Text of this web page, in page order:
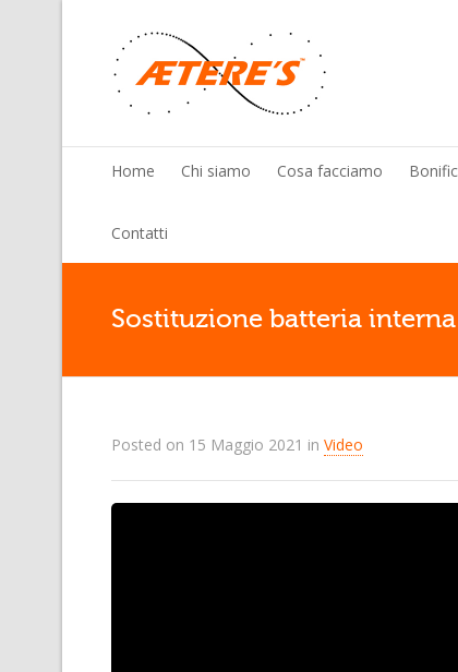
Home Chi siamo Cosa facciamo
Contatti
Sostituzione batteria interna
Posted on 15 Maggio 2021 in Video